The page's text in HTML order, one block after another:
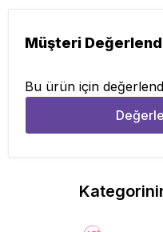
Müşteri
Bu ürün için